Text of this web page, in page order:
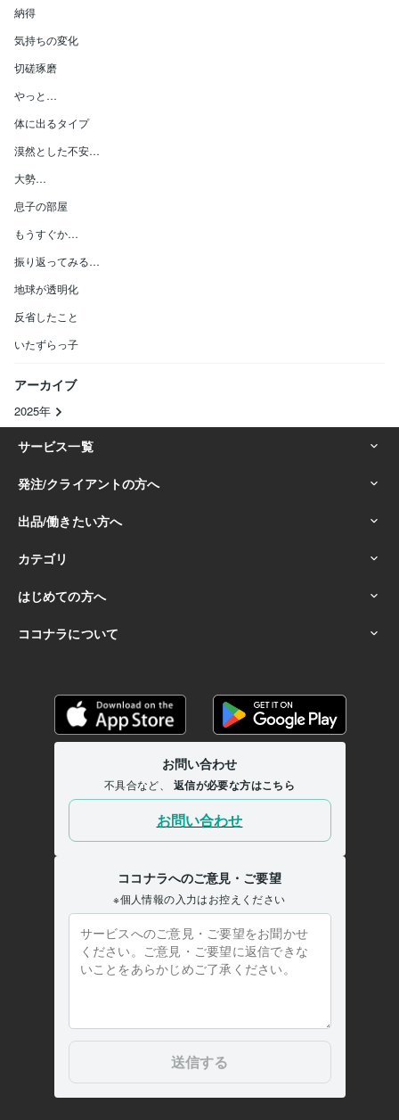
納得
気持ちの変化
切磋琢磨
やっと…
体に出るタイプ
漠然とした不安…
大勢…
息子の部屋
もうすぐか…
振り返ってみる…
地球が透明化
反省したこと
いたずらっ子
アーカイブ
2025年